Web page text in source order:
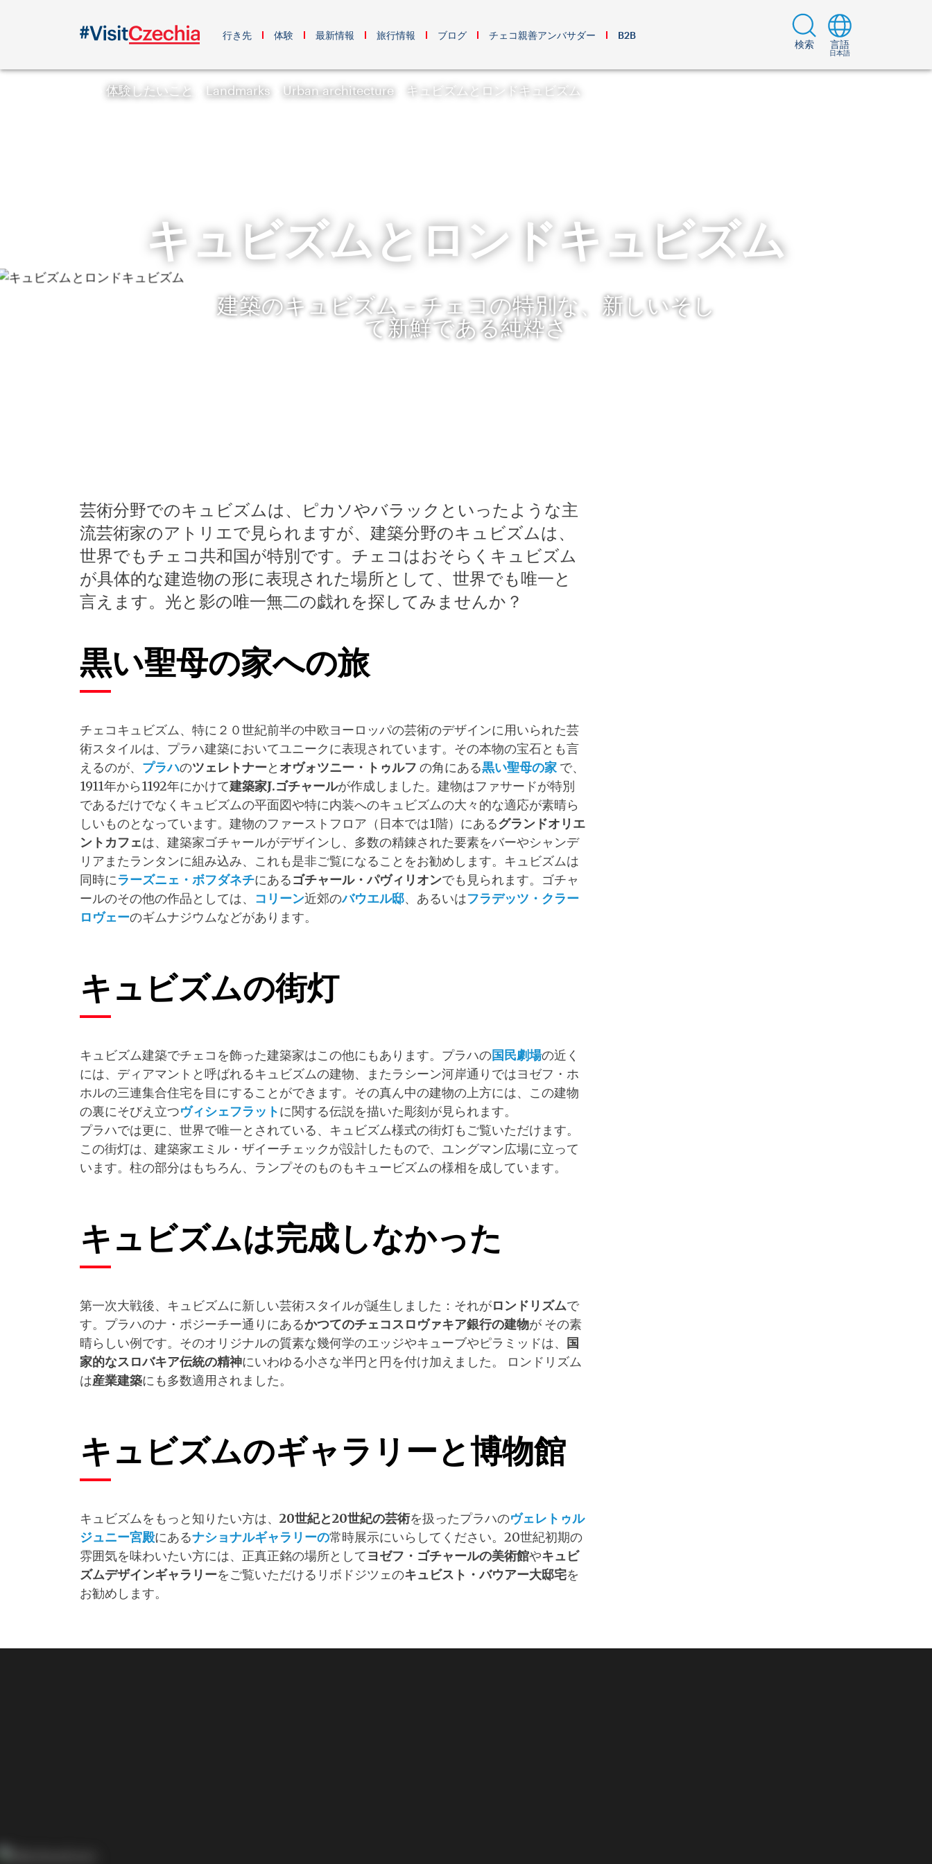
行き先 体験 最新情報 旅行情報 ブログ チェコ親善アンバサダー B2B
検索 言語
日本語
体験したいこと Landmarks Urban architecture キュビズムとロンドキュビズム
キュビズムとロンドキュビズム
建築のキュビズム－チェコの特別な、新しいそし
て新鮮である純粋さ
芸術分野でのキュビズムは、ピカソやバラックといったような主
流芸術家のアトリエで見られますが、建築分野のキュビズムは、
世界でもチェコ共和国が特別です。チェコはおそらくキュビズム
が具体的な建造物の形に表現された場所として、世界でも唯一と
言えます。光と影の唯一無二の戯れを探してみませんか？
黒い聖母の家への旅
チェコキュビズム、特に２０世紀前半の中欧ヨーロッパの芸術のデザインに用いられた芸
術スタイルは、プラハ建築においてユニークに表現されています。その本物の宝石とも言
えるのが、 プラハのツェレトナーと オヴォツニー・トゥルフ の角にある黒い聖母の家 で、
1911年から1192年にかけて建築家J.ゴチャールが作成しました。建物はファサードが特別
であるだけでなくキュビズムの平面図や特に内装へのキュビズムの大々的な適応が素晴ら
しいものとなっています。建物のファーストフロア（日本では1階）にあるグランドオリエ
ントカフェは、建築家ゴチャールがデザインし、多数の精錬された要素をバーやシャンデ
リアまたランタンに組み込み、これも是非ご覧になることをお勧めします。キュビズムは
同時にラーズニェ・ボフダネチにあるゴチャール・パヴィリオンでも見られます。ゴチャ
ールのその他の作品としては、 コリーン近郊のバウエル邸、あるいはフラデッツ・クラー
ロヴェーのギムナジウムなどがあります。
キュビズムの街灯
キュビズム建築でチェコを飾った建築家はこの他にもあります。プラハの国民劇場の近く
には、ディアマントと呼ばれるキュビズムの建物、またラシーン河岸通りではヨゼフ・ホ
ホルの三連集合住宅を目にすることができます。その真ん中の建物の上方には、この建物
の裏にそびえ立つヴィシェフラットに関する伝説を描いた彫刻が見られます。
プラハでは更に、世界で唯一とされている、キュビズム様式の街灯もご覧いただけます。
この街灯は、建築家エミル・ザイーチェックが設計したもので、ユングマン広場に立って
います。柱の部分はもちろん、ランプそのものもキュービズムの様相を成しています。
キュビズムは完成しなかった
第一次大戦後、キュビズムに新しい芸術スタイルが誕生しました：それがロンドリズムで
す。プラハのナ・ポジーチー通りにあるかつてのチェコスロヴァキア銀行の建物が その素
晴らしい例です。そのオリジナルの質素な幾何学のエッジやキューブやピラミッドは、 国
家的なスロバキア伝統の精神にいわゆる小さな半円と円を付け加えました。 ロンドリズム
は産業建築にも多数適用されました。
キュビズムのギャラリーと博物館
キュビズムをもっと知りたい方は、 20世紀と20世紀の芸術を扱ったプラハのヴェレトゥル
ジュニー宮殿にあるナショナルギャラリーの常時展示にいらしてください。20世紀初期の
雰囲気を味わいたい方には、正真正銘の場所としてヨゼフ・ゴチャールの美術館やキュビ
ズムデザインギャラリーをご覧いただけるリボドジツェのキュビスト・バウアー大邸宅を
お勧めします。